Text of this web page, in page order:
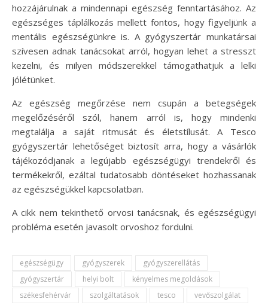
hozzájárulnak a mindennapi egészség fenntartásához. Az
egészséges táplálkozás mellett fontos, hogy figyeljünk a
mentális egészségünkre is. A gyógyszertár munkatársai
szívesen adnak tanácsokat arról, hogyan lehet a stresszt
kezelni, és milyen módszerekkel támogathatjuk a lelki
jólétünket.
Az egészség megőrzése nem csupán a betegségek
megelőzéséről szól, hanem arról is, hogy mindenki
megtalálja a saját ritmusát és életstílusát. A Tesco
gyógyszertár lehetőséget biztosít arra, hogy a vásárlók
tájékozódjanak a legújabb egészségügyi trendekről és
termékekről, ezáltal tudatosabb döntéseket hozhassanak
az egészségükkel kapcsolatban.
A cikk nem tekinthető orvosi tanácsnak, és egészségügyi
probléma esetén javasolt orvoshoz fordulni.
egészségügy gyógyszerek
gyógyszerellátás
gyógyszertár
helyi bolt
kényelmes megoldások
székesfehérvár
szolgáltatások tesco vevőszolgálat